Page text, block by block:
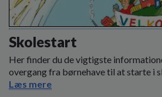
Skolestart
Her finder du de vigtigste
overgang fra børnehave til at starte i
Læs mere